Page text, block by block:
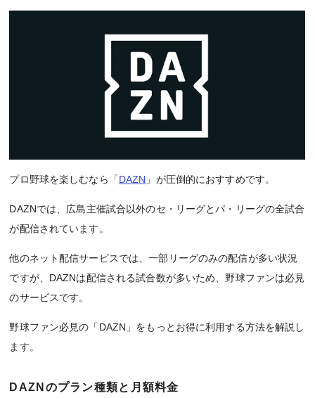
プロ野球を楽しむなら「DAZN 」が圧倒的におすすめです。
DAZNでは、広島主催試合以外のセ・リーグとパ・リーグの全試合
が配信されています。
他のネット配信サービスでは、一部リーグのみの配信が多い状況
ですが、DAZNは配信される試合数が多いため、野球ファンは必見
のサービスです。
野球ファン必見の「DAZN」をもっとお得に利用する方法を解説し
ます。
DAZNのプラン種類と月額料金